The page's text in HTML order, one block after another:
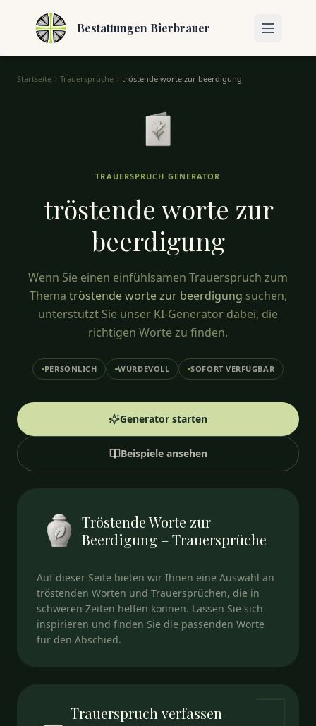
Bestattungen Bierbrauer
Startseite Trauersprüche tröstende worte zur beerdigung
TRAUERSPRUCH GENERATOR
tröstende worte zur
beerdigung
Wenn Sie einen einfühlsamen Trauerspruch zum
Thema tröstende worte zur beerdigung suchen,
unterstützt Sie unser KI-Generator dabei, die
richtigen Worte zu finden.
PERSÖNLICH WÜRDEVOLL SOFORT VERFÜGBAR
Generator starten
Beispiele ansehen
Tröstende Worte zur
Beerdigung – Trauersprüche
Auf dieser Seite bieten wir Ihnen eine Auswahl an
tröstenden Worten und Trauersprüchen, die in
schweren Zeiten helfen können. Lassen Sie sich
inspirieren und finden Sie die passenden Worte
für den Abschied.
Trauerspruch verfassen